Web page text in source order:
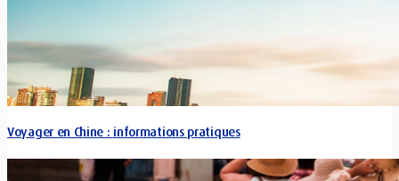
Voyager en Chine : informations pratiques